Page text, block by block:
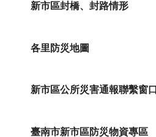
新市區封橋、封路情形
各里防災地圖
新市區公所災害通報聯繫窗口
臺南市新市區防災物資專區